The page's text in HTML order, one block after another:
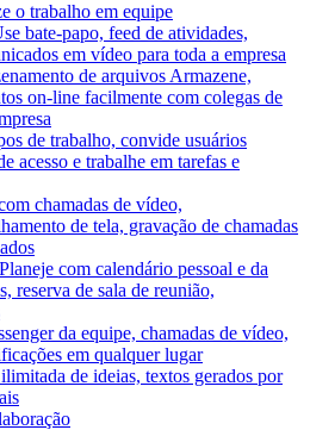
o trabalho em equipe
bate-papo, feed de atividades,
em vídeo para toda a empresa
de arquivos Armazene,
on-line facilmente com colegas de
de trabalho, convide usuários
acesso e trabalhe em tarefas e
chamadas de vídeo,
de tela, gravação de chamadas
Planeje com calendário pessoal e da
reserva de sala de reunião,
da equipe, chamadas de vídeo,
em qualquer lugar
de ideias, textos gerados por